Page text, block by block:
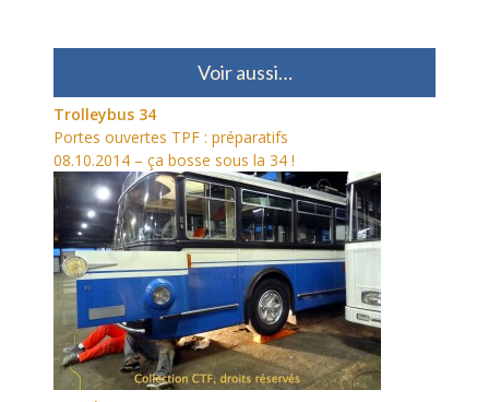
Voir aussi…
Trolleybus 34
Portes ouvertes TPF : préparatifs
08.10.2014 – ça bosse sous la 34 !